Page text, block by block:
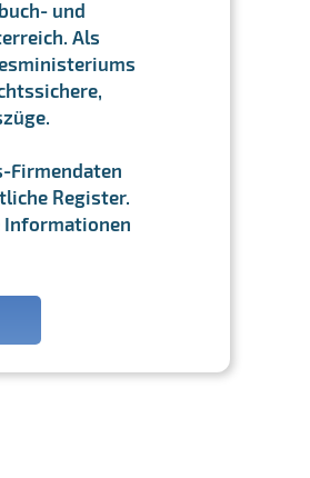
und
Als
Firmendaten
Register.
Informationen